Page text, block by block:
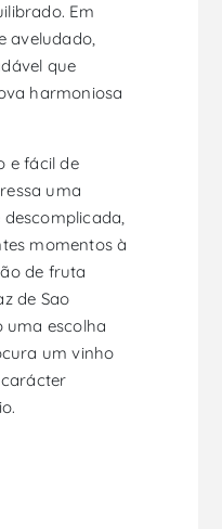
Em
aveludado,
que
harmoniosa
e fácil de
uma
momentos à
de fruta
de Sao
uma escolha
um vinho